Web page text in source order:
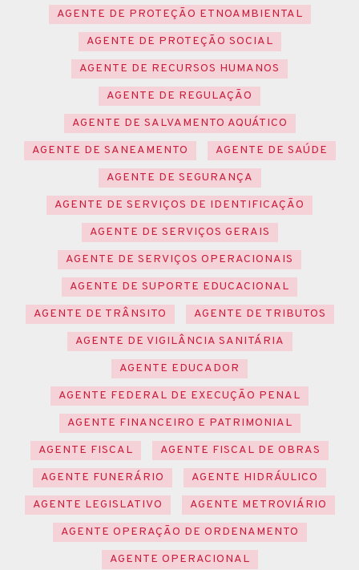
AGENTE DE PROTEÇÃO ETNOAMBIENTAL
AGENTE DE PROTEÇÃO SOCIAL
AGENTE DE RECURSOS HUMANOS
AGENTE DE REGULAÇÃO
AGENTE DE SALVAMENTO AQUÁTICO
AGENTE DE SANEAMENTO
AGENTE DE SAÚDE
AGENTE DE SEGURANÇA
AGENTE DE SERVIÇOS DE IDENTIFICAÇÃO
AGENTE DE SERVIÇOS GERAIS
AGENTE DE SERVIÇOS OPERACIONAIS
AGENTE DE SUPORTE EDUCACIONAL
AGENTE DE TRÂNSITO
AGENTE DE TRIBUTOS
AGENTE DE VIGILÂNCIA SANITÁRIA
AGENTE EDUCADOR
AGENTE FEDERAL DE EXECUÇÃO PENAL
AGENTE FINANCEIRO E PATRIMONIAL
AGENTE FISCAL
AGENTE FISCAL DE OBRAS
AGENTE FUNERÁRIO
AGENTE HIDRÁULICO
AGENTE LEGISLATIVO
AGENTE METROVIÁRIO
AGENTE OPERAÇÃO DE ORDENAMENTO
AGENTE OPERACIONAL